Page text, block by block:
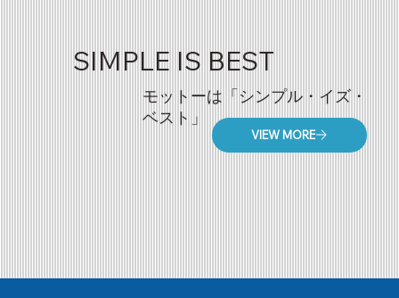
SIMPLE IS BEST
モットーは「シンプル・イズ・
ベスト」
VIEW MORE